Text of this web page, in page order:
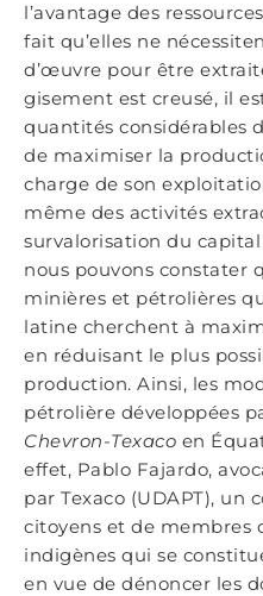
l’avantage des
fait qu’elles ne
d’œuvre pour être
gisement est creusé, il
quantités considérables
de maximiser la
charge de son
même des activités
survalorisation du
nous pouvons constater
minières et pétrolières
latine cherchent à
en réduisant le plus
production. Ainsi, les
pétrolière développées
Chevron-Texaco en
effet, Pablo Fajardo,
par Texaco (UDAPT), un
citoyens et de membres
indigènes qui se
en vue de dénoncer les